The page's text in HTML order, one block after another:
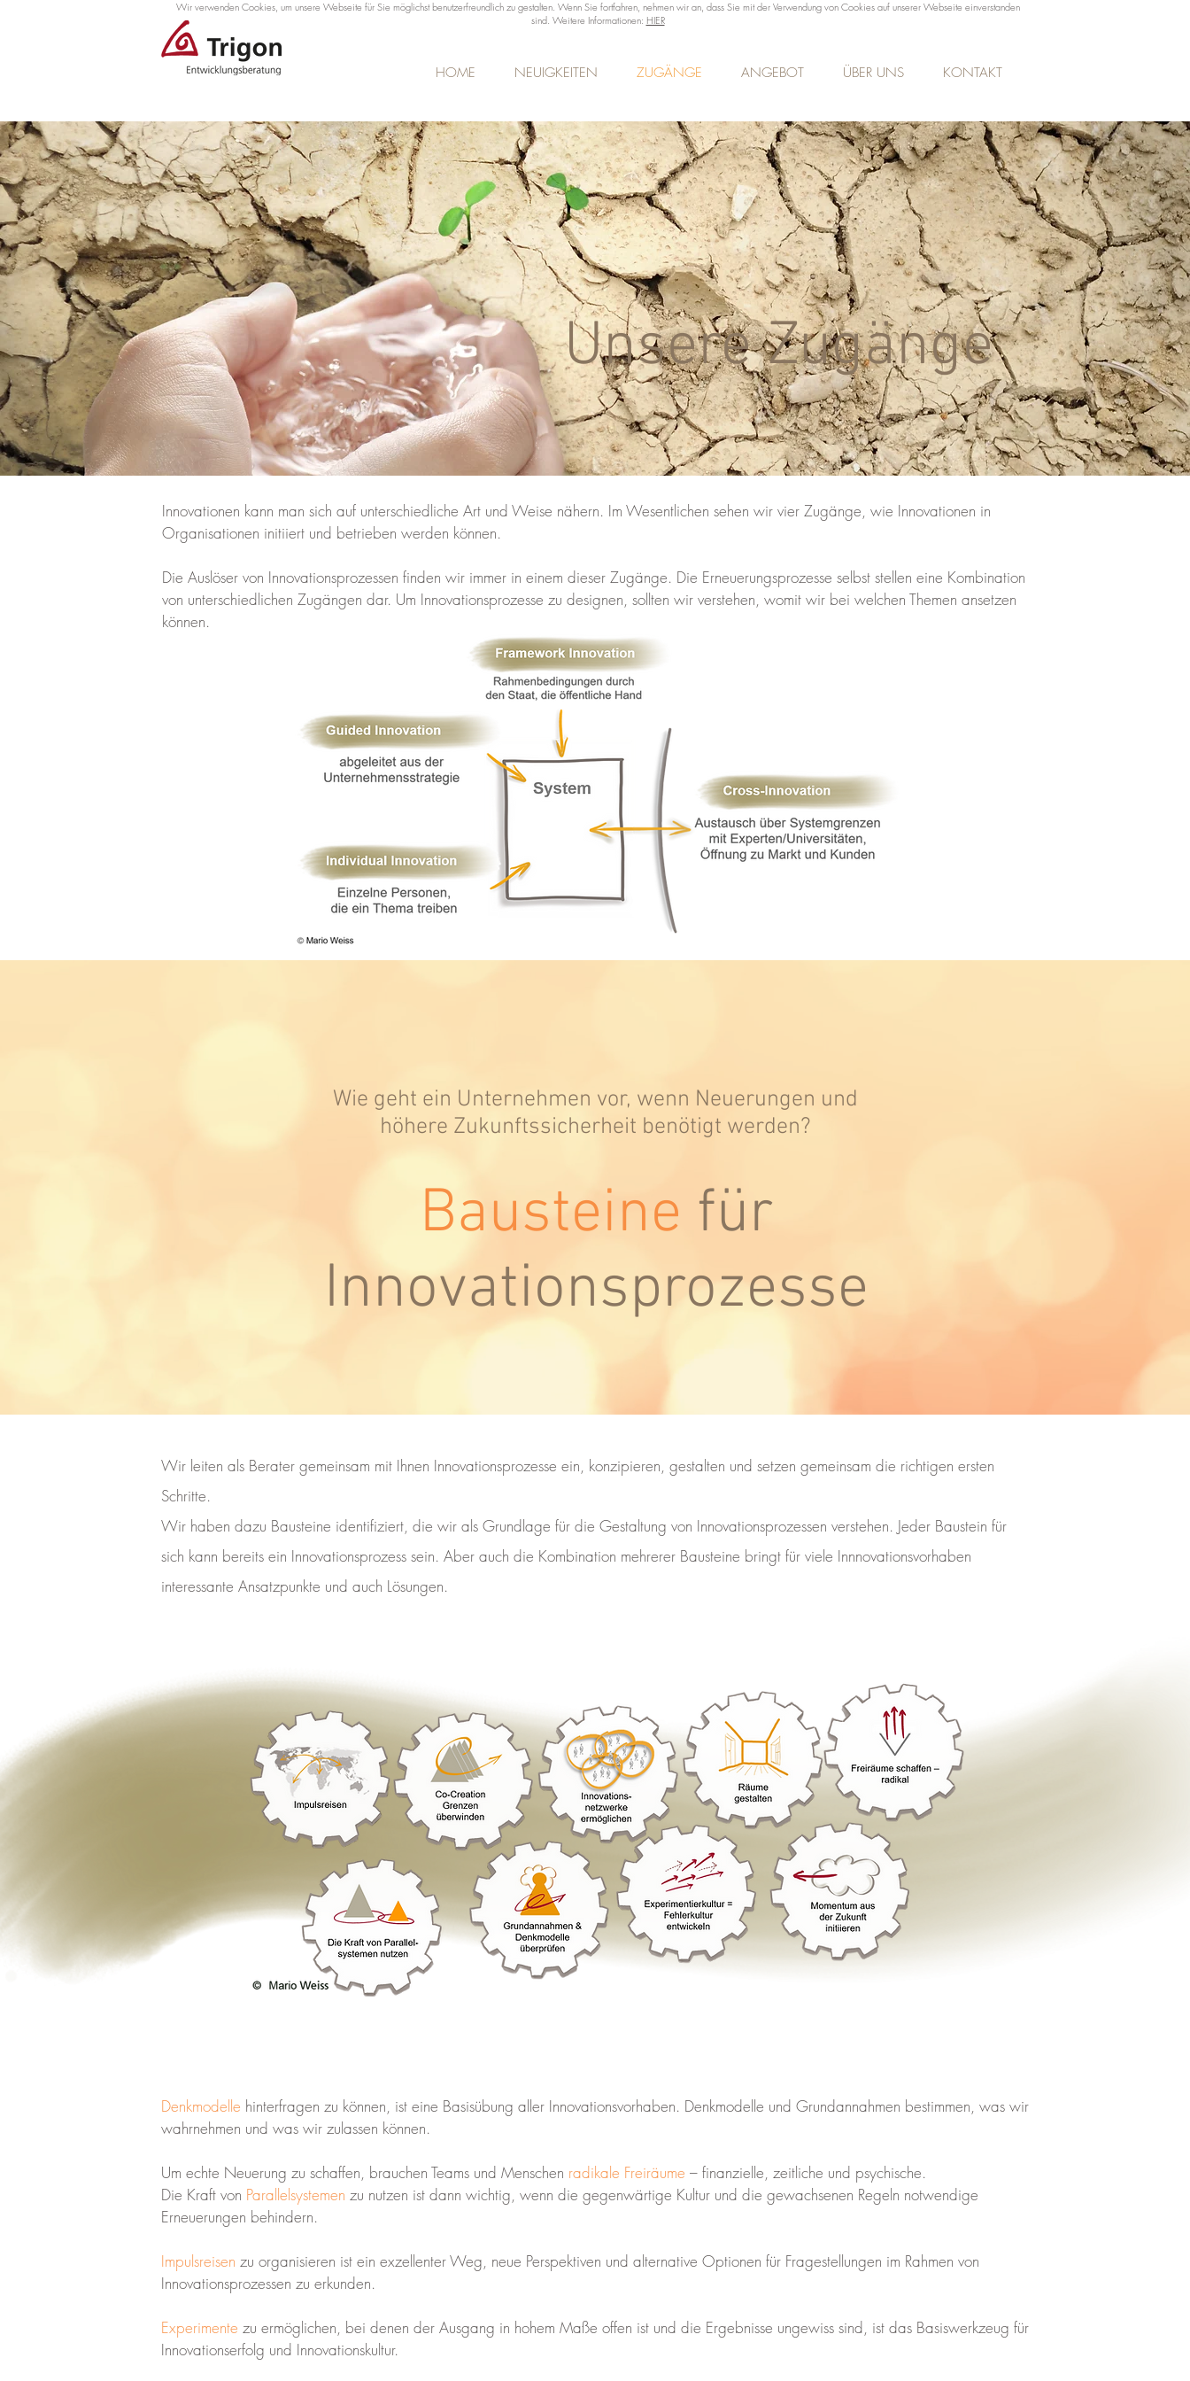
HOME NEUIGKEITEN ZUGÄNGE ANGEBOT ÜBER UNS KONTAKT
Wir verwenden Cookies, um unsere Webseite für Sie möglichst benutzerfreundlich zu gestalten. Wenn Sie fortfahren, nehmen wir an, dass Sie mit der Verwendung von Cookies auf unserer Webseite einverstanden
sind. Weitere Informationen: HIER
Unsere Zugänge
Innovationen kann man sich auf unterschiedliche Art und Weise nähern. Im Wesentlichen sehen wir vier Zugänge, wie Innovationen in
Organisationen initiiert und betrieben werden können.
Die Auslöser von Innovationsprozessen finden wir immer in einem dieser Zugänge. Die Erneuerungsprozesse selbst stellen eine Kombination
von unterschiedlichen Zugängen dar. Um Innovationsprozesse zu designen, sollten wir verstehen, womit wir bei welchen Themen ansetzen
können.
Wie geht ein Unternehmen vor, wenn Neuerungen und
höhere Zukunftssicherheit benötigt werden?
Bausteine für
Innovationsprozesse
Wir leiten als Berater gemeinsam mit Ihnen Innovationsprozesse ein, konzipieren, gestalten und setzen gemeinsam die richtigen ersten
Schritte.
Wir haben dazu Bausteine identifiziert, die wir als Grundlage für die Gestaltung von Innovationsprozessen verstehen. Jeder Baustein für
sich kann bereits ein Innovationsprozess sein. Aber auch die Kombination mehrerer Bausteine bringt für viele Innnovationsvorhaben
interessante Ansatzpunkte und auch Lösungen.
Denkmodelle hinterfragen zu können, ist eine Basisübung aller Innovationsvorhaben. Denkmodelle und Grundannahmen bestimmen, was wir
wahrnehmen und was wir zulassen können.
Um echte Neuerung zu schaffen, brauchen Teams und Menschen radikale Freiräume – finanzielle, zeitliche und psychische.
Die Kraft von Parallelsystemen zu nutzen ist dann wichtig, wenn die gegenwärtige Kultur und die gewachsenen Regeln notwendige
Erneuerungen behindern.
Impulsreisen zu organisieren ist ein exzellenter Weg, neue Perspektiven und alternative Optionen für Fragestellungen im Rahmen von
Innovationsprozessen zu erkunden.
Experimente zu ermöglichen, bei denen der Ausgang in hohem Maße offen ist und die Ergebnisse ungewiss sind, ist das Basiswerkzeug für
Innovationserfolg und Innovationskultur.